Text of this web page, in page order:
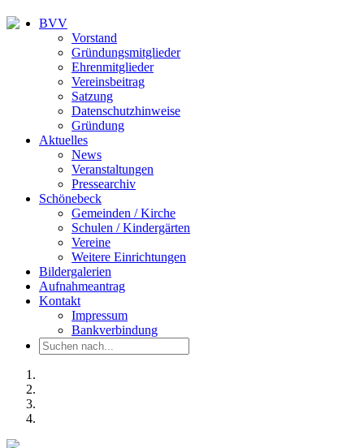
BVV
Vorstand
Gründungsmitglieder
Ehrenmitglieder
Vereinsbeitrag
Satzung
Datenschutzhinweise
Gründung
Aktuelles
News
Veranstaltungen
Pressearchiv
Schönebeck
Gemeinden / Kirche
Schulen / Kindergärten
Vereine
Weitere Einrichtungen
Bildergalerien
Aufnahmeantrag
Kontakt
Impressum
Bankverbindung